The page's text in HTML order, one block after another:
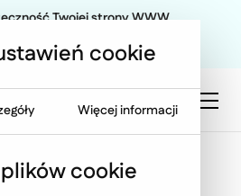
Twojej strony WWW
cookie
Więcej informacji
cookie